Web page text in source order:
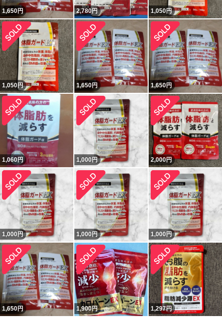
1,650円 2,780円 1,050円
1,050円 1,650円 1,650円
1,060円 1,000 円 2,000円
1,000 円 1,000 円 1,000 円
1,650円 1,900円 1,297円